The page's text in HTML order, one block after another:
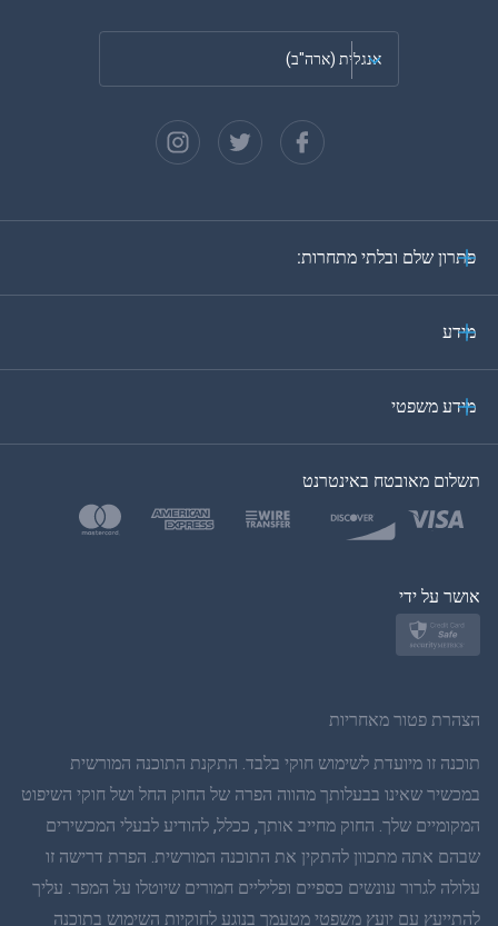
אנגלית (ארה"ב)
גרמנית
בטורקית
פולנית
תאית
סינית פשוטה
דנית
הינדי
פתרון שלם ובלתי מתחרות:
מידע
מידע משפטי
תשלום מאובטח באינטרנט
אושר על ידי
הצהרת פטור מאחריות
תוכנה זו מיועדת לשימוש חוקי בלבד. התקנת התוכנה המורשית
במכשיר שאינו בבעלותך מהווה הפרה של החוק החל ושל חוקי השיפוט
המקומיים שלך. החוק מחייב אותך, ככלל, להודיע לבעלי המכשירים
שבהם אתה מתכוון להתקין את התוכנה המורשית. הפרת דרישה זו
עלולה לגרור עונשים כספיים ופליליים חמורים שיוטלו על המפר. עליך
להתייעץ עם יועץ משפטי מטעמך בנוגע לחוקיות השימוש בתוכנה